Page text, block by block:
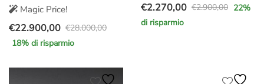
Magic Price!
€28.000,00
Il
prezzo
€22.900,00
Il
prezzo
18% di risparmio
€2.900,00
Il
prezzo
€2.270,00
Il
prezzo
22%
di risparmio